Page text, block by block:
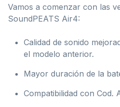
Vamos a comenzar con las
SoundPEATS Air4:
Calidad de sonido
el modelo anterior.
Mayor duración de la
Compatibilidad con Cod.